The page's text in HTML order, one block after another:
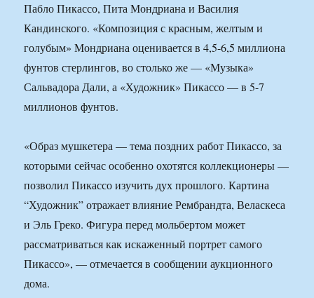
Пабло Пикассо, Пита Мондриана и Василия
Кандинского. «Композиция с красным, желтым и
голубым» Мондриана оценивается в 4,5-6,5 миллиона
фунтов стерлингов, во столько же — «Музыка»
Сальвадора Дали, а «Художник» Пикассо — в 5-7
миллионов фунтов.
«Образ мушкетера — тема поздних работ Пикассо, за
которыми сейчас особенно охотятся коллекционеры —
позволил Пикассо изучить дух прошлого. Картина
“Художник” отражает влияние Рембрандта, Веласкеса
и Эль Греко. Фигура перед мольбертом может
рассматриваться как искаженный портрет самого
Пикассо», — отмечается в сообщении аукционного
дома.